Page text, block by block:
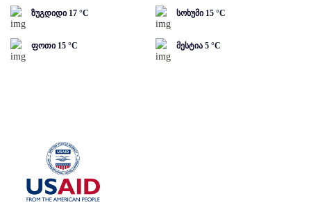
ზუგდიდი 17 °C სოხუმი 15 °C
ფოთი 15 °C მესტია 5 °C